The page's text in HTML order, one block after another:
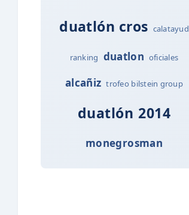
duatlón cros calatayud
ranking duatlon oficiales
alcañiz trofeo bilstein group
duatlón 2014
monegrosman